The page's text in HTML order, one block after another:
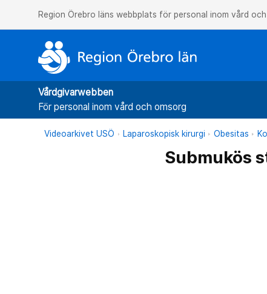
Region Örebro läns webbplats för personal inom vård
Vårdgivarwebben
För personal inom vård och omsorg
Videoarkivet USÖ Laparoskopisk kirurgi Obesitas
Submukös